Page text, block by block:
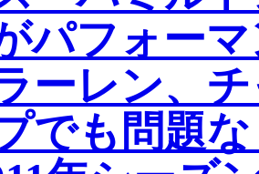
パフォー
ーレン、
でも問題